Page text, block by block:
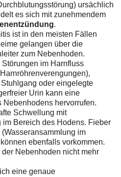
ursächlich
es sich mit zunehmendem
.
ist in den meisten Fällen
gelangen über die
zum Nebenhoden.
im Harnfluss
oder eingelegte
Urin kann eine
hervorrufen.
Schwellung mit
Bereich des Hodens. Fieber
im
ebenfalls vorkommen.
Nebenhoden nicht mehr
eine genaue